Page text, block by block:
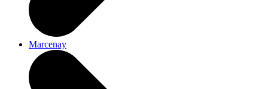
Marcenay